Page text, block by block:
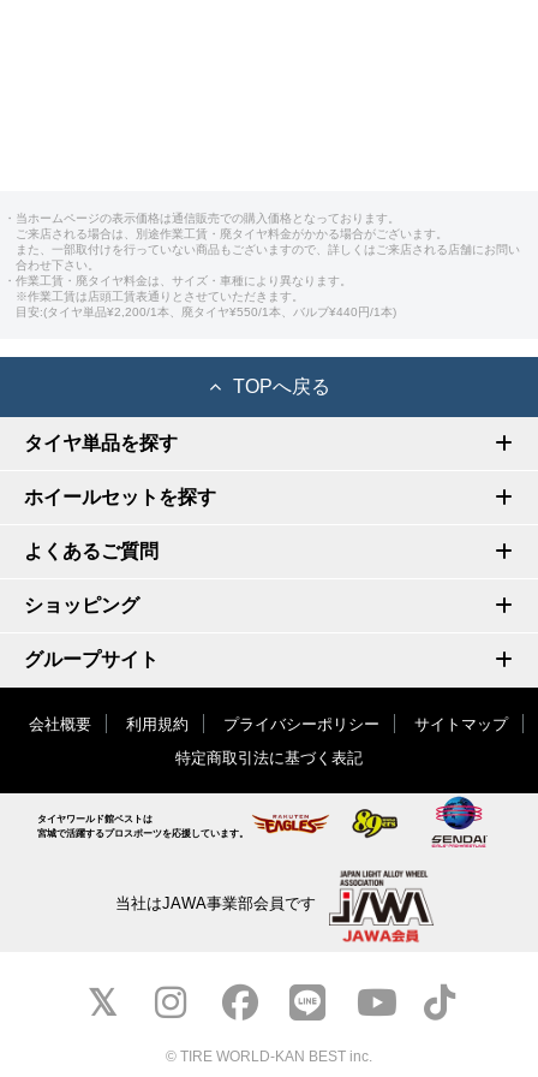
・当ホームページの表示価格は通信販売での購入価格となっております。
ご来店される場合は、別途作業工賃・廃タイヤ料金がかかる場合がございます。
また、一部取付けを行っていない商品もございますので、詳しくはご来店される店舗にお問い
合わせ下さい。
・作業工賃・廃タイヤ料金は、サイズ・車種により異なります。
※作業工賃は店頭工賃表通りとさせていただきます。
目安:(タイヤ単品¥2,200/1本、廃タイヤ¥550/1本、バルブ¥440円/1本)
TOPへ戻る
タイヤ単品を探す
ホイールセットを探す
よくあるご質問
ショッピング
グループサイト
会社概要 利用規約 プライバシーポリシー
サイトマップ
特定商取引法に基づく表記
タイヤワールド館ベストは
宮城で活躍するプロスポーツを応援しています。
当社はJAWA事業部会員です
© TIRE WORLD-KAN BEST inc.